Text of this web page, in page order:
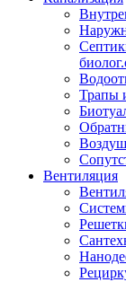
Трапы
Вентиляция